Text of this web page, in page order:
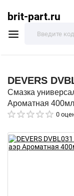
brit-part.ru
DEVERS
Смазка
Ароматная 400мл
0